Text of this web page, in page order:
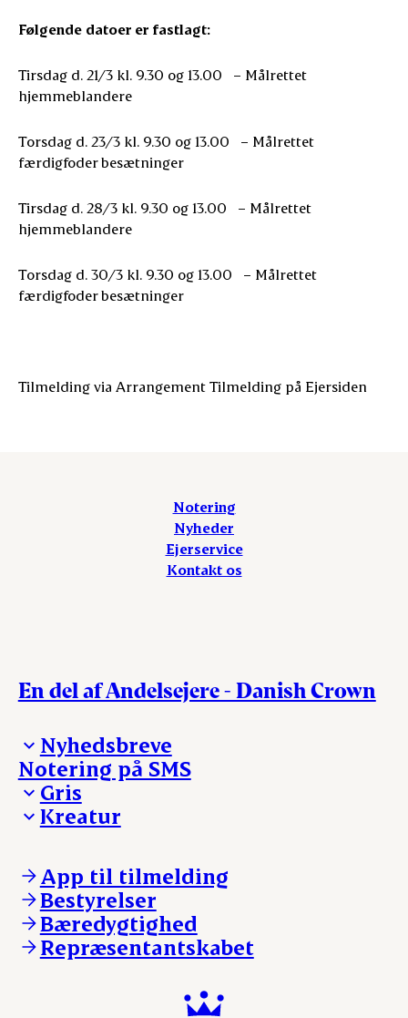
Følgende datoer er fastlagt:
Tirsdag d. 21/3 kl. 9.30 og 13.00 – Målrettet
hjemmeblandere
Torsdag d. 23/3 kl. 9.30 og 13.00 – Målrettet
færdigfoder besætninger
Tirsdag d. 28/3 kl. 9.30 og 13.00 – Målrettet
hjemmeblandere
Torsdag d. 30/3 kl. 9.30 og 13.00 – Målrettet
færdigfoder besætninger
Tilmelding via Arrangement Tilmelding på Ejersiden
Notering
Nyheder
Ejerservice
Kontakt os
En del af Andelsejere - Danish Crown
Nyhedsbreve
Madinspiration - nyhedsbrev
Notering på SMS
Gris
Ejerinformation
Nyheder
Login
Kreatur
Kontakt os
Notering
Nyheder
Login
App til tilmelding
Bestyrelser
Bæredygtighed
Repræsentantskabet